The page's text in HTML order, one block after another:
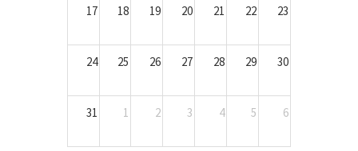
17 18 19 20 21 22 23
24 25 26 27 28 29 30
31 1 2 3 4 5 6